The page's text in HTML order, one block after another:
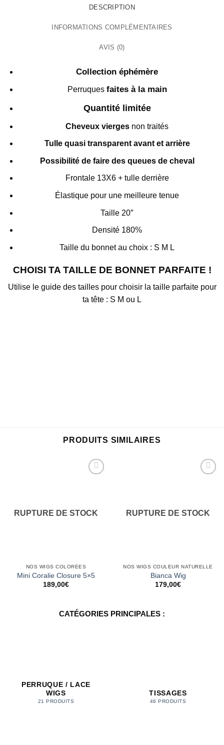
DESCRIPTION
INFORMATIONS COMPLÉMENTAIRES
AVIS (0)
Collection éphémère
Perruques faites à la main
Quantité limitée
Cheveux vierges non traités
Tulle quasi transparent avant et arrière
Possibilité de faire des queues de cheval
Frontale 13X6 + tulle derrière
Élastique pour une meilleure tenue
Taille 20″
Densité 180%
Taille du bonnet au choix : S M L
CHOISI TA TAILLE DE BONNET PARFAITE !
Utilise le guide des tailles pour choisir la taille parfaite pour
ta tête : S M ou L
PRODUITS SIMILAIRES
RUPTURE DE STOCK
NOS WIGS COLORÉES
Mini Coralie Closure 5×5
189,00€
RUPTURE DE STOCK
NOS WIGS COULEUR NATURELLE
Bianca Wig
179,00€
CATÉGORIES PRINCIPALES :
PERRUQUE / LACE
WIGS
21 PRODUITS
TISSAGES
46 PRODUITS